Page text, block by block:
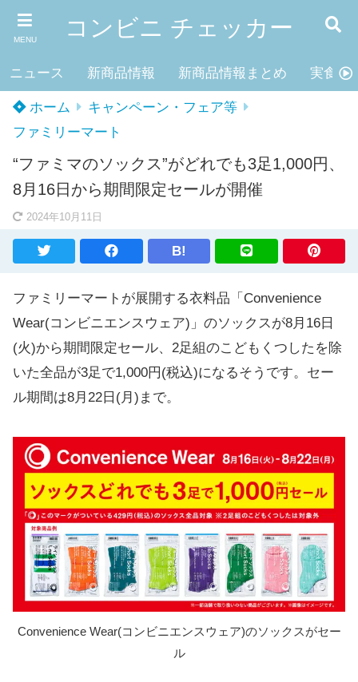
MENU コンビニ チェッカー
ニュース 新商品情報 新商品情報まとめ 実食レ
ホーム
キャンペーン・フェア等
ファミリーマート
“ファミマのソックス”がどれでも3足1,000円、
8月16日から期間限定セールが開催
2024年10月11日
B!
ファミリーマートが展開する衣料品「Convenience
Wear(コンビニエンスウェア)」のソックスが8月16日
(火)から期間限定セール、2足組のこどもくつしたを除
いた全品が3足で1,000円(税込)になるそうです。セー
ル期間は8月22日(月)まで。
Convenience Wear(コンビニエンスウェア)のソックスがセー
ル